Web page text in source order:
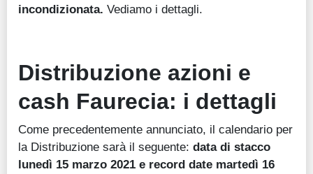
incondizionata. Vediamo i dettagli.
Distribuzione azioni e
cash Faurecia: i dettagli
Come precedentemente annunciato, il calendario per
la Distribuzione sarà il seguente: data di stacco
lunedì 15 marzo 2021 e record date martedì 16